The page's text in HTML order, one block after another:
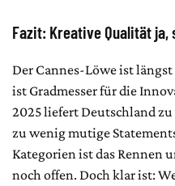
Fazit: Kreative Qualität
Der Cannes-Löwe ist
ist Gradmesser für die
2025 liefert Deutschland
zu wenig mutige
Kategorien ist das Rennen
noch offen. Doch klar ist: